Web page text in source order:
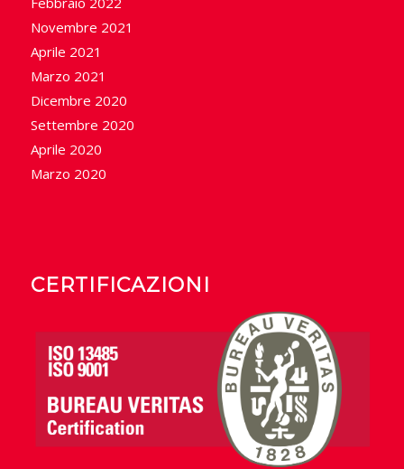
Novembre 2021
Aprile 2021
Marzo 2021
Dicembre 2020
Settembre 2020
Aprile 2020
Marzo 2020
CERTIFICAZIONI